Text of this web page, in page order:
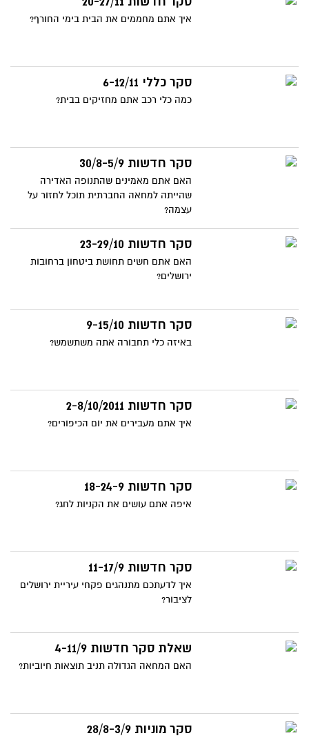
איך אתם מחממים את הבית בימי החורף?
סקר כללי 6-12/11
כמה כלי רכב אתם מחזיקים בבית?
סקר חדשות 30/8-5/9
האם אתם מאמינים שהתנופה האדירה
שהייתה למחאה החברתית תוכל לחזור על
עצמה?
סקר חדשות 23-29/10
האם אתם חשים תחושת ביטחון ברחובות
ירושלים?
סקר חדשות 9-15/10
באיזה כלי תחבורה אתה משתשמש?
סקר חדשות 2-8/10/2011
איך אתם מעבירים את יום הכיפורים?
סקר חדשות 18-24-9
איפה אתם עושים את הקניות לחג?
סקר חדשות 11-17/9
איך לדעתכם מתנהגים פקחי עיריית ירושלים
לציבור?
שאלת סקר חדשות 4-11/9
האם המחאה הגדולה תניב תוצאות חיוביות?
סקר מוניות 28/8-3/9